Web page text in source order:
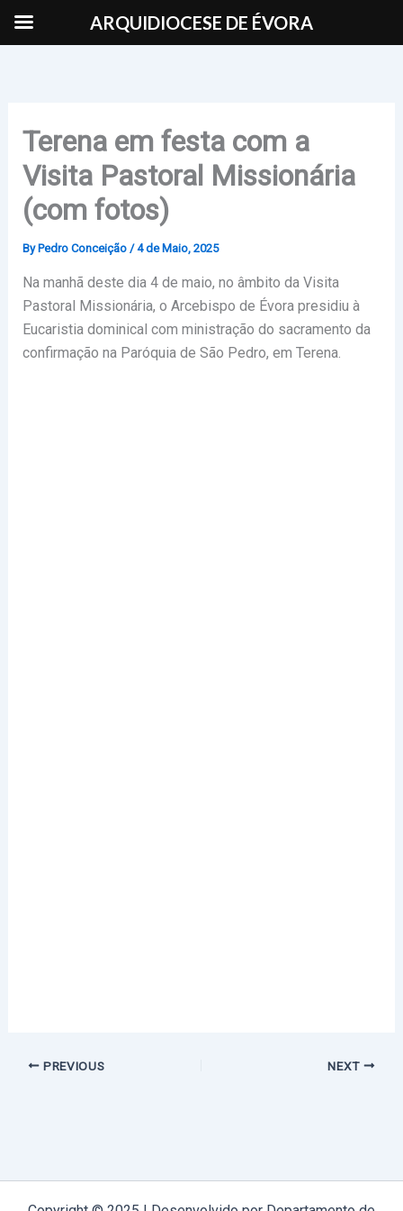
Terena em festa com a
Visita Pastoral Missionária
(com fotos)
By Pedro Conceição /4 de Maio, 2025
Na manhã deste dia 4 de maio, no âmbito da Visita
Pastoral Missionária, o Arcebispo de Évora presidiu à
Eucaristia dominical com ministração do sacramento da
confirmação na Paróquia de São Pedro, em Terena.
PREVIOUS NEXT
ARQUIDIOCESE DE ÉVORA